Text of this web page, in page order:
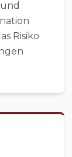
Risiko